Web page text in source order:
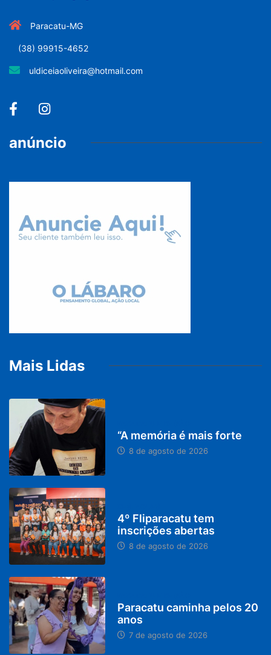
Paracatu-MG
(38) 99915-4652
uldiceiaoliveira@hotmail.com
anúncio
Mais Lidas
“A memória é mais forte
8 de agosto de 2026
4º Fliparacatu tem
inscrições abertas
8 de agosto de 2026
Paracatu caminha pelos 20
anos
7 de agosto de 2026